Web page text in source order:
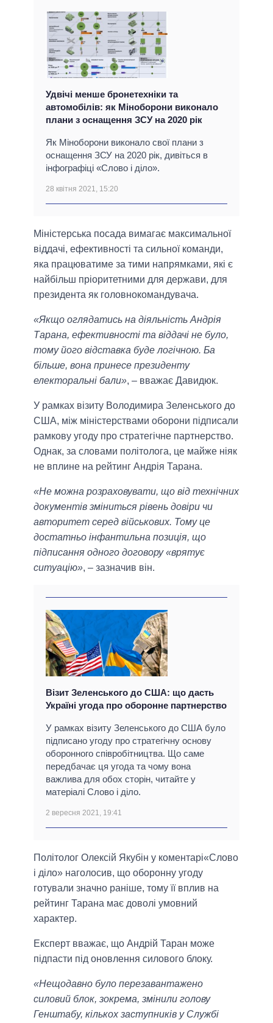
Удвічі менше бронетехніки та
автомобілів: як Міноборони виконало
плани з оснащення ЗСУ на 2020 рік
Як Міноборони виконало свої плани з
оснащення ЗСУ на 2020 рік, дивіться в
інфографіці «Слово і діло».
28 квітня 2021, 15:20
Міністерська посада вимагає максимальної
віддачі, ефективності та сильної команди,
яка працюватиме за тими напрямками, які є
найбільш пріоритетними для держави, для
президента як головнокомандувача.
«Якщо оглядатись на діяльність Андрія
Тарана, ефективності та віддачі не було,
тому його відставка буде логічною. Ба
більше, вона принесе президенту
електоральні бали», – вважає Давидюк.
У рамках візиту Володимира Зеленського до
США, між міністерствами оборони підписали
рамкову угоду про стратегічне партнерство.
Однак, за словами політолога, це майже ніяк
не вплине на рейтинг Андрія Тарана.
«Не можна розраховувати, що від технічних
документів зміниться рівень довіри чи
авторитет серед військових. Тому це
достатньо інфантильна позиція, що
підписання одного договору «врятує
ситуацію», – зазначив він.
Візит Зеленського до США: що дасть
Україні угода про оборонне партнерство
У рамках візиту Зеленського до США було
підписано угоду про стратегічну основу
оборонного співробітництва. Що саме
передбачає ця угода та чому вона
важлива для обох сторін, читайте у
матеріалі Слово і діло.
2 вересня 2021, 19:41
Політолог Олексій Якубін у коментарі«Слово
і діло» наголосив, що оборонну угоду
готували значно раніше, тому її вплив на
рейтинг Тарана має доволі умовний
характер.
Експерт вважає, що Андрій Таран може
підпасти під оновлення силового блоку.
«Нещодавно було перезавантажено
силовий блок, зокрема, змінили голову
Генштабу, кількох заступників у Службі